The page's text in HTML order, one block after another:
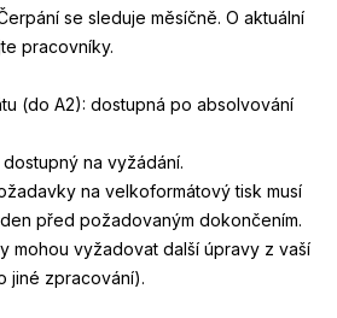
se sleduje měsíčně. O aktuální
pracovníky.
(do A2): dostupná po absolvování
na vyžádání.
na velkoformátový tisk musí
před požadovaným dokončením.
mohou vyžadovat další úpravy z vaší
jiné zpracování).